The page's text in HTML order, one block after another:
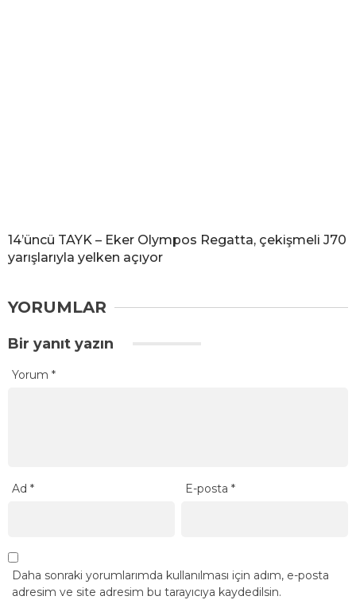
14’üncü TAYK – Eker Olympos Regatta, çekişmeli J70
yarışlarıyla yelken açıyor
YORUMLAR
Bir yanıt yazın
Yorum *
Ad * E-posta*
Daha sonraki yorumlarımda kullanılması için adım, e-posta
adresim ve site adresim bu tarayıcıya kaydedilsin.